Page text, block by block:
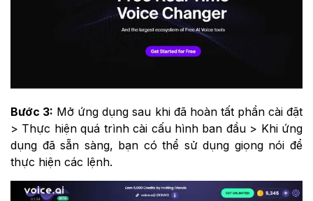
Bước 3: Mở ứng dụng sau khi đã hoàn tất phần cài đặt
> Thực hiện quá trình cài cấu hình ban đầu > Khi ứng
dụng đã sẵn sàng, bạn có thể sử dụng giọng nói để
thực hiện các lệnh.